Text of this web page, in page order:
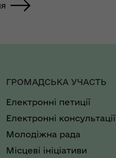
ГРОМАДСЬКА УЧАСТЬ
Електронні петиції
Електронні консультації
Молодіжна рада
Місцеві ініціативи